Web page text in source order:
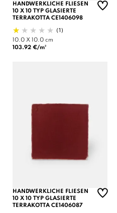
HANDWERKLICHE FLIESEN
10 X 10 TYP GLASIERTE
TERRAKOTTA CE1406098
(1)
10.0 X 10.0 cm
103.92 €/m²
HANDWERKLICHE FLIESEN
10 X 10 TYP GLASIERTE
TERRAKOTTA CE1406087